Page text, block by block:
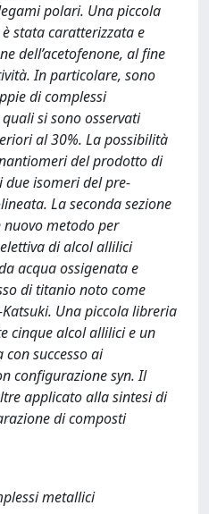
polari. Una piccola
stata caratterizzata e
dell’acetofenone, al fine
In particolare, sono
di complessi
si sono osservati
al 30%. La possibilità
del prodotto di
due isomeri del pre-
La seconda sezione
metodo per
di alcol allilici
acqua ossigenata e
di titanio noto come
Una piccola libreria
cinque alcol allilici e un
successo ai
configurazione syn. Il
applicato alla sintesi di
di composti
metallici